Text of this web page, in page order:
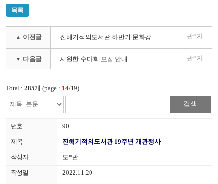
목록
▲ 이전글 진해기적의도서관 하반기 문화강좌 수강생 모집 안내(수정 8. 26.) 관*자
▼ 다음글 시원한 수다회 모집 안내 관*자
Total : 285개 (page : 14/19)
검색
90
진해기적의도서관 19주년 개관행사
도*관
2022.11.20